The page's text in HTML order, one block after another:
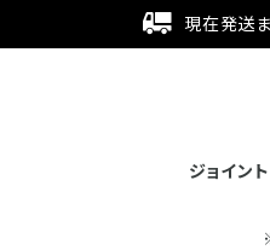
現在発送
ジョイン